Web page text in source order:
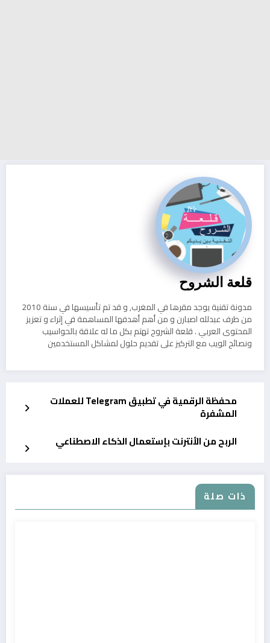
قلعة الشروح
مدونة تقنية يوجد مقرها في المغرب, و قد تم تأسيسها في سنة 2010
من طرف عبدلله اصبارن و من أهم أهدفها المساهمة في إثراء و تعزيز
المحتوى العربي . قلعة الشروح تهتم بكل ما له علاقة بالحواسيب
ونصائح الويب مع التركيز على تقديم حلول لمشاكل المستخدمين
محفظة الرقمية في تطبيق Telegram للعملات
المشفرة
الربح من الأنترنت بإستعمال الذكاء الاصطناعي
ذات صلة